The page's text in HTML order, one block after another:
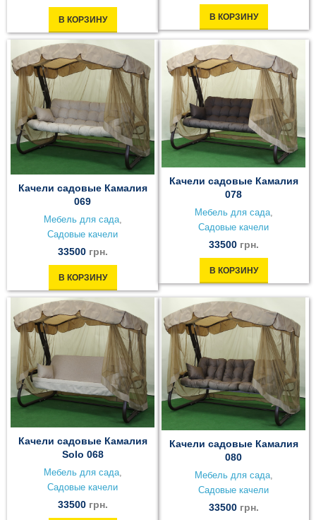
В КОРЗИНУ В КОРЗИНУ
Качели садовые Камалия
069
Мебель для сада,
Садовые качели
33500 грн.
В КОРЗИНУ
Качели садовые Камалия
078
Мебель для сада,
Садовые качели
33500 грн.
В КОРЗИНУ
Качели садовые Камалия
Solo 068
Мебель для сада,
Садовые качели
33500 грн.
Качели садовые Камалия
080
Мебель для сада,
Садовые качели
33500 грн.